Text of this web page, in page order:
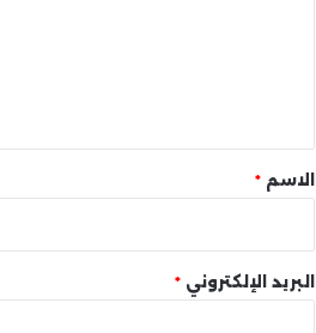
* الاسم *
البريد الإلكتروني *